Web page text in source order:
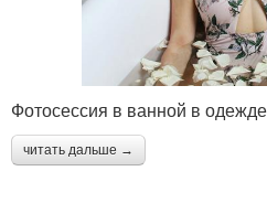
Фотосессия в ванной в одежде
читать дальше →